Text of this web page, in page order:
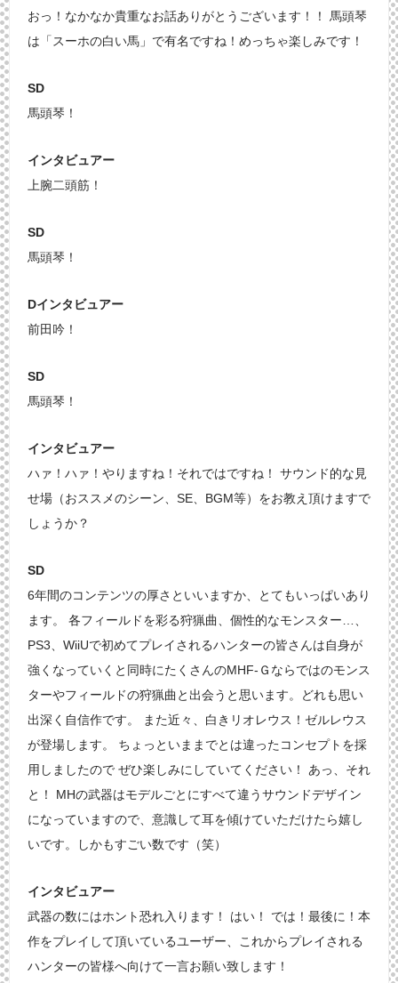
おっ！なかなか貴重なお話ありがとうございます！！ 馬頭琴
は「スーホの白い馬」で有名ですね！めっちゃ楽しみです！
SD
馬頭琴！
インタビュアー
上腕二頭筋！
SD
馬頭琴！
Dインタビュアー
前田吟！
SD
馬頭琴！
インタビュアー
ハァ！ハァ！やりますね！それではですね！ サウンド的な見
せ場（おススメのシーン、SE、BGM等）をお教え頂けますで
しょうか？
SD
6年間のコンテンツの厚さといいますか、とてもいっぱいあり
ます。 各フィールドを彩る狩猟曲、個性的なモンスター…、
PS3、WiiUで初めてプレイされるハンターの皆さんは自身が
強くなっていくと同時にたくさんのMHF-Ｇならではのモンス
ターやフィールドの狩猟曲と出会うと思います。どれも思い
出深く自信作です。 また近々、白きリオレウス！ゼルレウス
が登場します。 ちょっといままでとは違ったコンセプトを採
用しましたので ぜひ楽しみにしていてください！ あっ、それ
と！ MHの武器はモデルごとにすべて違うサウンドデザイン
になっていますので、意識して耳を傾けていただけたら嬉し
いです。しかもすごい数です（笑）
インタビュアー
武器の数にはホント恐れ入ります！ はい！ では！最後に！本
作をプレイして頂いているユーザー、これからプレイされる
ハンターの皆様へ向けて一言お願い致します！